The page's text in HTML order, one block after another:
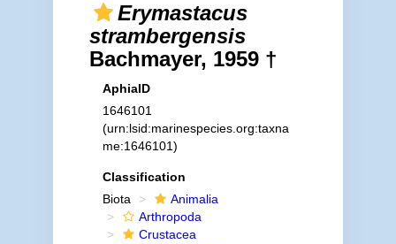
Erymastacus
strambergensis
Bachmayer, 1959 †
AphiaID
1646101
(urn:lsid:marinespecies.org:taxna
me:1646101)
Classification
Biota
Animalia
Arthropoda
Crustacea